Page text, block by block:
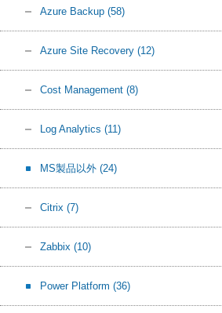
Azure Backup (58)
Azure Site Recovery (12)
Cost Management (8)
Log Analytics (11)
MS製品以外 (24)
Citrix (7)
Zabbix (10)
Power Platform (36)